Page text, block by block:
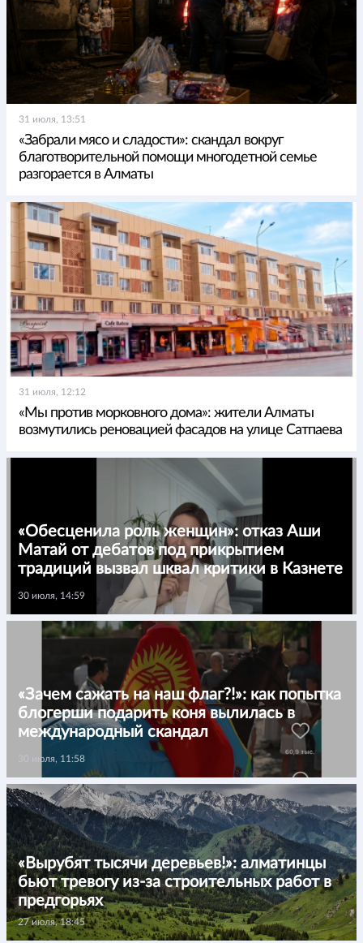
31 июля, 13:51
«Забрали мясо и сладости»: скандал вокруг
благотворительной помощи многодетной семье
разгорается в Алматы
31 июля, 12:12
«Мы против морковного дома»: жители Алматы
возмутились реновацией фасадов на улице Сатпаева
«Обесценила роль женщин»: отказ Аши
Матай от дебатов под прикрытием
традиций вызвал шквал критики в Казнете
30 июля, 14:59
«Зачем сажать на наш флаг?!»: как попытка
блогерши подарить коня вылилась в
международный скандал
30 июля, 11:58
«Вырубят тысячи деревьев!»: алматинцы
бьют тревогу из-за строительных работ в
предгорьях
27 июля, 18:45